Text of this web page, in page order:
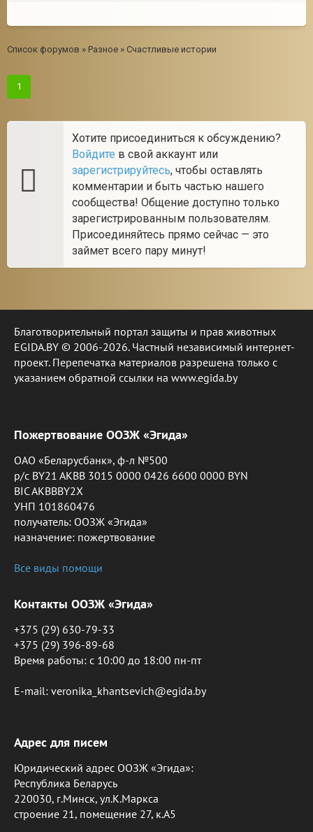
Список форумов » Разное » Счастливые истории
1
Хотите присоединиться к обсуждению?
Войдите в свой аккаунт или
зарегистрируйтесь, чтобы оставлять
комментарии и быть частью нашего
сообщества! Общение доступно только
зарегистрированным пользователям.
Присоединяйтесь прямо сейчас — это
займет всего пару минут!
Благотворительный портал защиты и прав животных
EGIDA.BY © 2006-2026. Частный независимый интернет-
проект. Перепечатка материалов разрешена только с
указанием обратной ссылки на www.egida.by
Пожертвование ООЗЖ «Эгида»
ОАО «Беларусбанк», ф-л №500
р/с BY21 AKBB 3015 0000 0426 6600 0000 BYN
BIC AKBBBY2X
УНП 101860476
получатель: ООЗЖ «Эгида»
назначение: пожертвование
Все виды помощи
Контакты ООЗЖ «Эгида»
+375 (29) 630-79-33
+375 (29) 396-89-68
Время работы: c 10:00 до 18:00 пн-пт
E-mail: veronika_khantsevich@egida.by
Адрес для писем
Юридический адрес ООЗЖ «Эгида»:
Республика Беларусь
220030, г.Минск, ул.К.Маркса
строение 21, помещение 27, к.А5